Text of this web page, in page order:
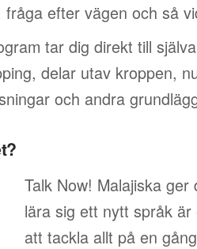
fråga efter vägen och så
tar dig direkt till
delar utav kroppen,
och andra
Talk Now! Malajiska
lära sig ett nytt språk
att tackla allt på en